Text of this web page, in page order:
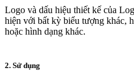
Logo và dấu hiệu thiết kế của
hiện với bất kỳ biểu tượng khác,
hoặc hình dạng khác.
2. Sử dụng